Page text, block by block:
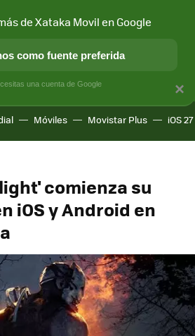
Y SOCIEDAD APLICACIONES
Móviles Movistar Plus iOS 27
comienza su
iOS y Android en
×
de Xataka Movil en Google
como fuente preferida
una cuenta de Google